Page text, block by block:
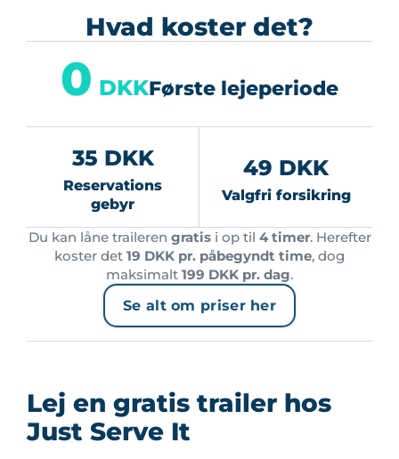
Hvad koster det?
35 DKK
Reservations
gebyr
0 DKKFørste lejeperiode
49 DKK
Valgfri forsikring
Du kan låne traileren gratisi op til 4 timer. Herefter
koster det 19 DKK pr. påbegyndt time, dog
maksimalt 199 DKK pr. dag.
Se alt om priser her
Lej en gratis trailer hos
Just Serve It